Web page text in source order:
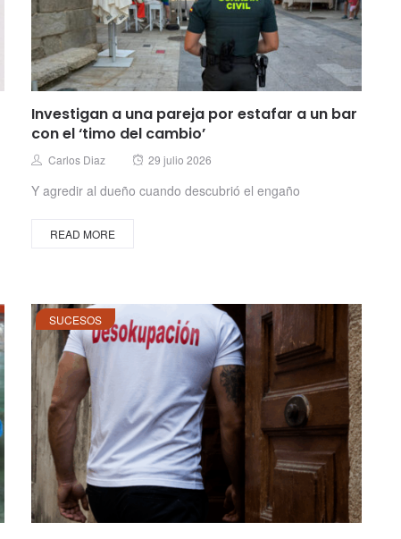
Investigan a una pareja por estafar a un bar
con el ‘timo del cambio’
Author
Carlos Diaz
Posted
29 julio 2026
Y agredir al dueño cuando descubrió el engaño
READ MORE
SUCESOS